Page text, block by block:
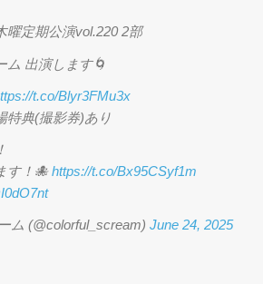
定期公演vol.220 2部
ム 出演します🌀
t.co/Blyr3FMu3x
特典(撮影券)あり
す！🐙https://t.co/Bx95CSyf1m
ム (@colorful_scream) June 24, 2025